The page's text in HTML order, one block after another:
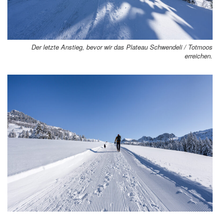
Der letzte Anstieg, bevor wir das Plateau Schwendeli / Totmoos
erreichen.